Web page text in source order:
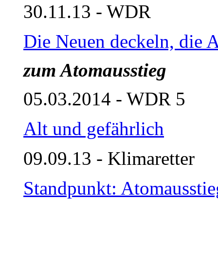
30.11.13 - WDR
Die Neuen deckeln, die
zum Atomausstieg
05.03.2014 - WDR 5
Alt und gefährlich
09.09.13 - Klimaretter
Standpunkt: